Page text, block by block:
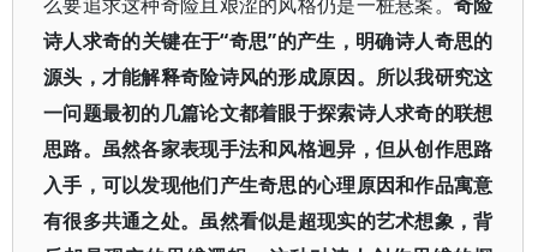
诗人求奇的关键在于“奇思”的产生，明确诗人奇思的
源头，才能解释奇险诗风的形成原因。所以我研究这
一问题最初的几篇论文都着眼于探索诗人求奇的联想
思路。虽然各家表现手法和风格迥异，但从创作思路
入手，可以发现他们产生奇思的心理原因和作品寓意
有很多共通之处。虽然看似是超现实的艺术想象，背